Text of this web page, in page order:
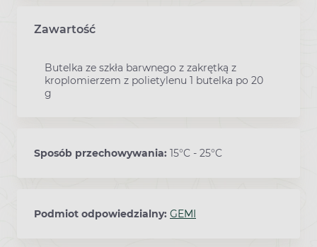
Zawartość
Butelka ze szkła barwnego z zakrętką z
kroplomierzem z polietylenu 1 butelka po 20
g
Sposób przechowywania: 15°C - 25°C
Podmiot odpowiedzialny: GEMI